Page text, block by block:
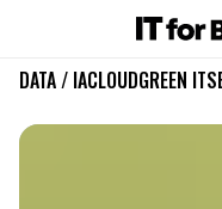
DATA / IACLOUDGREEN IT